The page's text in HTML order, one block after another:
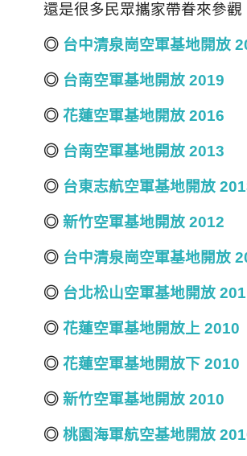
還是很多民眾攜家帶眷來參觀
◎ 台中清泉崗空軍基地開放
◎ 台南空軍基地開放 2019
◎ 花蓮空軍基地開放 2016
◎ 台南空軍基地開放 2013
◎ 台東志航空軍基地開放
◎ 新竹空軍基地開放 2012
◎ 台中清泉崗空軍基地開放
◎ 台北松山空軍基地開放
◎ 花蓮空軍基地開放上 2010
◎ 花蓮空軍基地開放下 2010
◎ 新竹空軍基地開放 2010
◎ 桃園海軍航空基地開放